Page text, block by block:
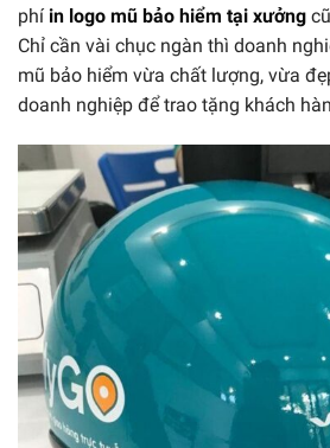
phí in logo mũ bảo hiểm tại xưởng
Chỉ cần vài chục ngàn thì doanh
mũ bảo hiểm vừa chất lượng, vừa
doanh nghiệp để trao tặng khách